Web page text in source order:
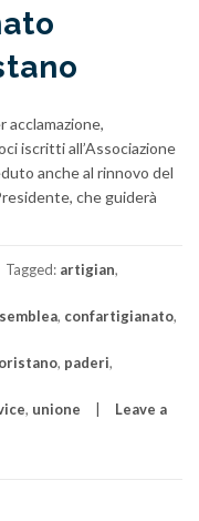
acclamazione,
iscritti all’Associazione
anche al rinnovo del
che guiderà
Tagged: artigian,
, confartigianato,
oristano, paderi,
, unione Leave a